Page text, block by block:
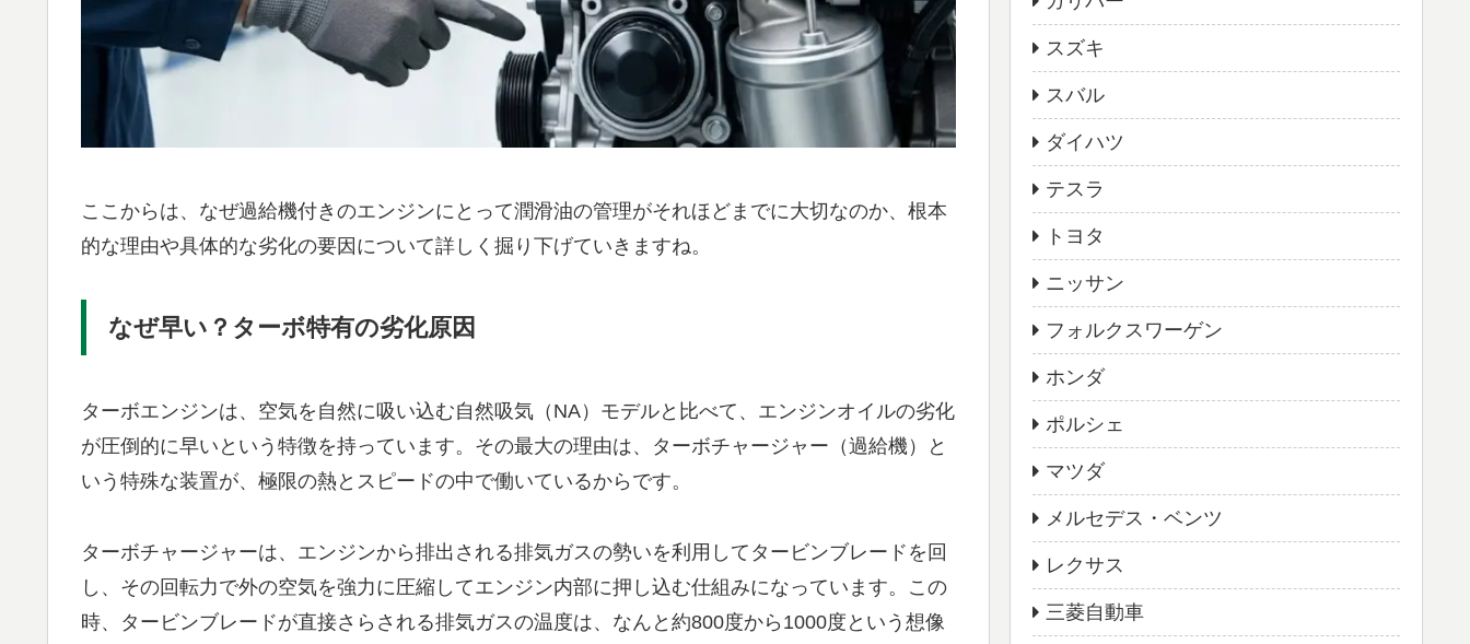
ここからは、なぜ過給機付きのエンジンにとって潤滑油の管理がそれほどまでに大切なのか、根本
的な理由や具体的な劣化の要因について詳しく掘り下げていきますね。
なぜ早い？ターボ特有の劣化原因
ターボエンジンは、空気を自然に吸い込む自然吸気（NA）モデルと比べて、エンジンオイルの劣化
が圧倒的に早いという特徴を持っています。その最大の理由は、ターボチャージャー（過給機）と
いう特殊な装置が、極限の熱とスピードの中で働いているからです。
ターボチャージャーは、エンジンから排出される排気ガスの勢いを利用してタービンブレードを回
し、その回転力で外の空気を強力に圧縮してエンジン内部に押し込む仕組みになっています。この
時、タービンブレードが直接さらされる排気ガスの温度は、なんと約800度から1000度という想像
スズキ
スバル
ダイハツ
テスラ
トヨタ
ニッサン
フォルクスワーゲン
ホンダ
ポルシェ
マツダ
メルセデス・ベンツ
レクサス
三菱自動車